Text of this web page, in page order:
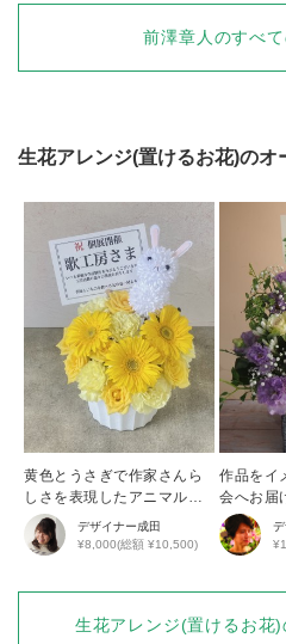
前澤章人のすべ
生花アレンジ(置けるお花)のオ
黄色とうさぎで作家さんら
しさを表現したアニマルア
レンジ
デザイナー成田
¥8,000(総額 ¥10,500)
作品をイ
会へお届
生花アレンジ(置けるお花)